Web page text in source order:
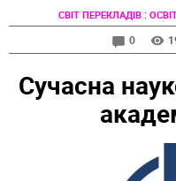
СВІТ ПЕРЕКЛАДІВ:
0
Сучасна